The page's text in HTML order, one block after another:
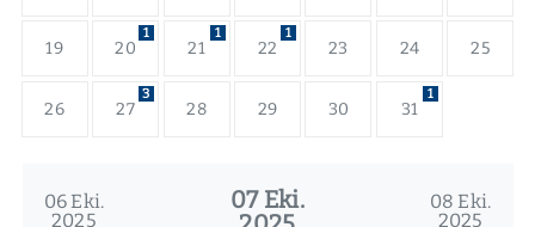
19 20
1
21
1
22
1
23 24 25
26 27
3
28 29 30 31
1
06 Eki.
2025
07 Eki.
08 Eki.
2025